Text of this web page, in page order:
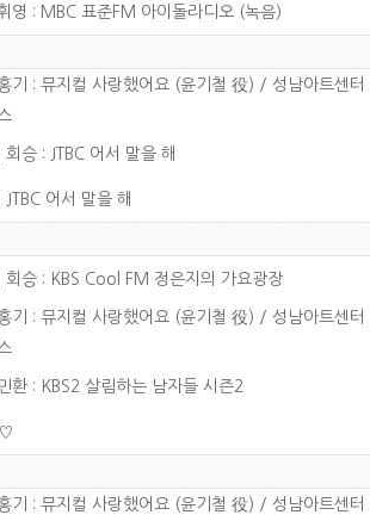
영 : MBC 표준FM 아이돌라디오 (녹음)
기 : 뮤지컬 사랑했어요 (윤기철 役) / 성남아트센터
회승 : JTBC 어서 말을 해
어서 말을 해
회승 : KBS Cool FM 정은지의 가요광장
기 : 뮤지컬 사랑했어요 (윤기철 役) / 성남아트센터
환 : KBS2 살림하는 남자들 시즌2
기 : 뮤지컬 사랑했어요 (윤기철 役) / 성남아트센터